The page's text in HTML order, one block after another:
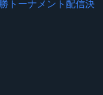
トーナメント配信決